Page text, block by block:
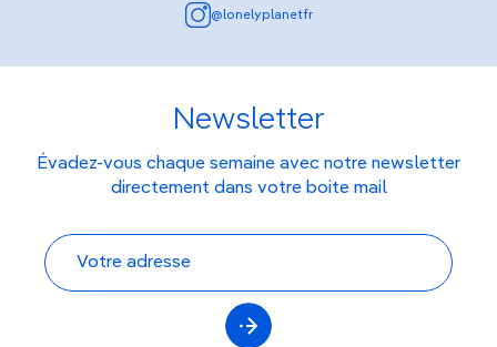
@lonelyplanetfr
Newsletter
Évadez-vous chaque semaine avec notre newsletter
directement dans votre boite mail